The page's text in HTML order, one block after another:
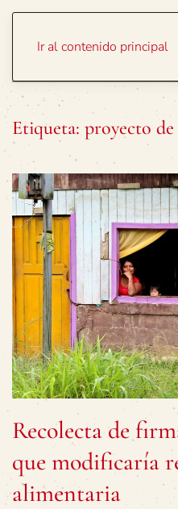
Ir al contenido principal
Etiqueta: proyecto de
Recolecta de
que modificaría
alimentaria